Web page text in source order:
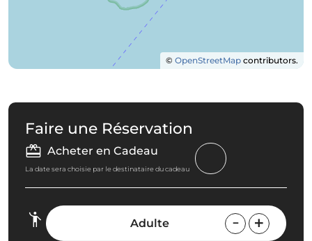
© OpenStreetMap contributors.
Faire une Réservation
Acheter en Cadeau
La date sera choisie par le destinataire du cadeau
Adulte